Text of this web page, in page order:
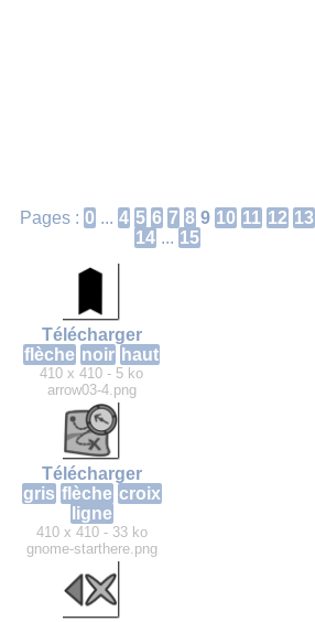
Pages : 0 ... 4 5 6 7 8 9 10 11 12 13
14 ... 15
Télécharger
flèche noir haut
410 x 410 - 5 ko
arrow03-4.png
Télécharger
gris flèche croix
ligne
410 x 410 - 33 ko
gnome-starthere.png